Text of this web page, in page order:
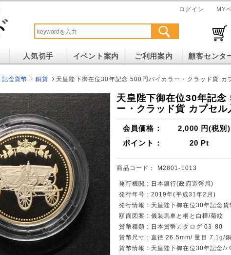
ログイン MY
人気切手 イベント案内 ご利用案内 顧客センタ
記念貨幣 銅貨 天皇陛下御在位30年記念 500円バイカラー・クラッド貨 カ
天皇陛下御在位30年記念
ー・クラッド貨 カプセル
会員価格： 2,000 円(税別)
ポイント：
20 Pt
商品コード： M2801-1013
発行機関 : 日本銀行(政府造幣局)
発行年号 : 2019年(平成31年2月)
発行情報 : 天皇陛下御在位30年記念貨
額面図案 : 儀装馬車と桐と白樺/菊紋
貨幣種類 : 日本貨幣カタログ 03-80
貨幣尺寸 : 直径 26.5mm/ 量目 7.1g/
貨幣情報 : 天皇陛下御在位30年記念/